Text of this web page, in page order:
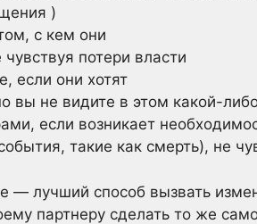
)
с кем они
потери власти
если они хотят
вы не видите в этом какой-
если возникает
такие как смерть), не
— лучший способ вызвать
партнеру сделать то же